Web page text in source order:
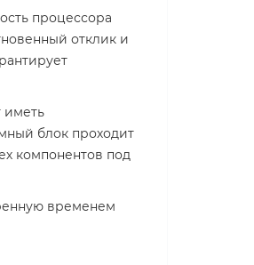
процессора
отклик и
иметь
блок проходит
компонентов под
временем